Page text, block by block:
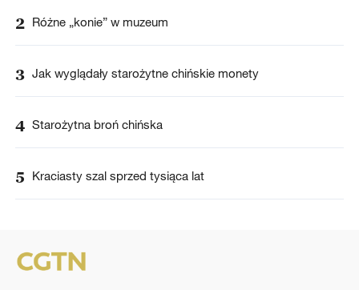
2 Różne „konie” w muzeum
3 Jak wyglądały starożytne chińskie monety
4 Starożytna broń chińska
5 Kraciasty szal sprzed tysiąca lat